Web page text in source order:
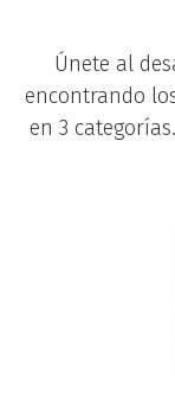
Únete al
encontrando
en 3